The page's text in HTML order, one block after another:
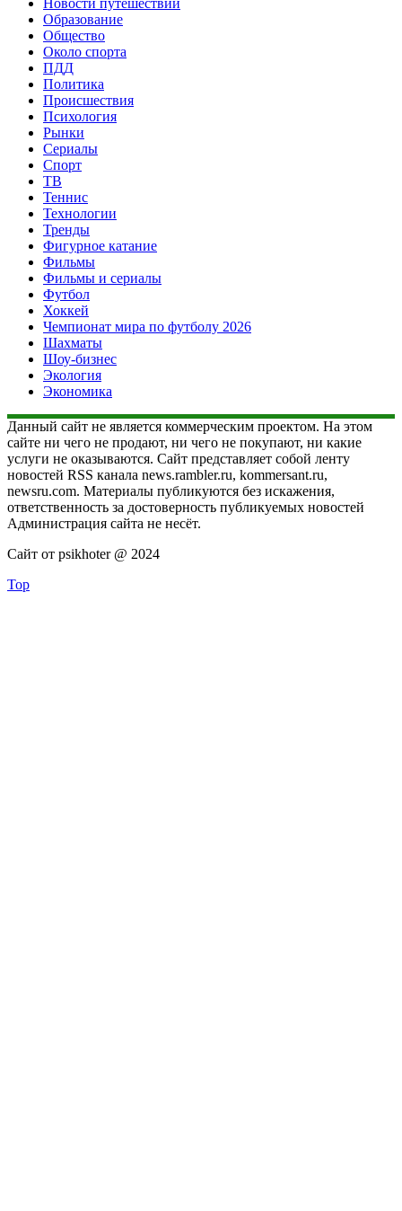
Новости путешествий
Образование
Общество
Около спорта
ПДД
Политика
Происшествия
Психология
Рынки
Сериалы
Спорт
ТВ
Теннис
Технологии
Тренды
Фигурное катание
Фильмы
Фильмы и сериалы
Футбол
Хоккей
Чемпионат мира по футболу 2026
Шахматы
Шоу-бизнес
Экология
Экономика
Данный сайт не является коммерческим проектом. На этом
сайте ни чего не продают, ни чего не покупают, ни какие
услуги не оказываются. Сайт представляет собой ленту
новостей RSS канала news.rambler.ru, kommersant.ru,
newsru.com. Материалы публикуются без искажения,
ответственность за достоверность публикуемых новостей
Администрация сайта не несёт.
Сайт от psikhoter @ 2024
Top